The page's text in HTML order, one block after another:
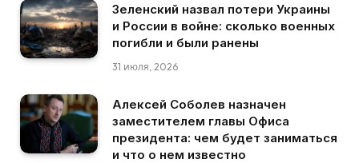
Зеленский назвал потери Украины
и России в войне: сколько военных
погибли и были ранены
31 июля, 2026
Алексей Соболев назначен
заместителем главы Офиса
президента: чем будет заниматься
и что о нем известно